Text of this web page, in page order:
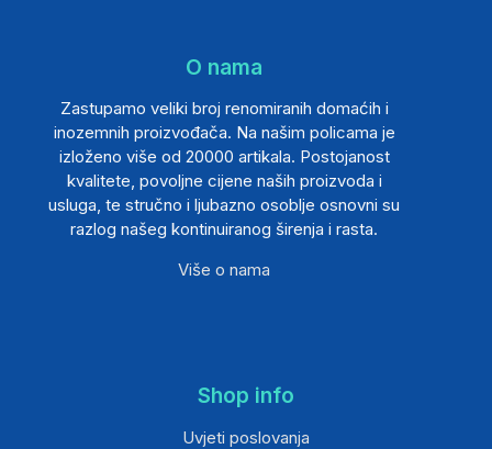
O nama
Zastupamo veliki broj renomiranih domaćih i
inozemnih proizvođača. Na našim policama je
izloženo više od 20000 artikala. Postojanost
kvalitete, povoljne cijene naših proizvoda i
usluga, te stručno i ljubazno osoblje osnovni su
razlog našeg kontinuiranog širenja i rasta.
Više o nama
Shop info
Uvjeti poslovanja